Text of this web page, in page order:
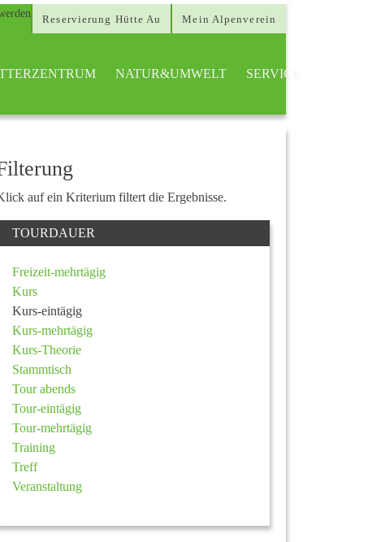
Reservierung Hütte Au Mein Alpenverein
NATUR&UMWELT SERVICE
auf ein Kriterium filtert die Ergebnisse.
TOURDAUER
Freizeit-mehrtägig
Kurs
Kurs-eintägig
Kurs-mehrtägig
Kurs-Theorie
Stammtisch
Tour abends
Tour-eintägig
Tour-mehrtägig
Training
Treff
Veranstaltung